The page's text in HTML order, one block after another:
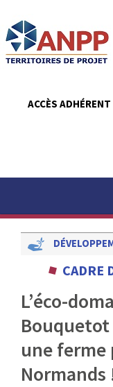
t
A
N
P
P
ACCÈS ADHÉRENT
CADRE
L’éco-
Bouquetot
une ferme
Normands